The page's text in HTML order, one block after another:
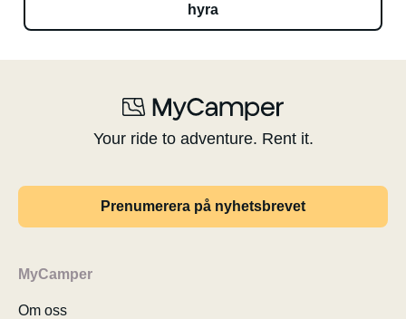
hyra
Your ride to adventure. Rent it.
Prenumerera på nyhetsbrevet
MyCamper
Om oss